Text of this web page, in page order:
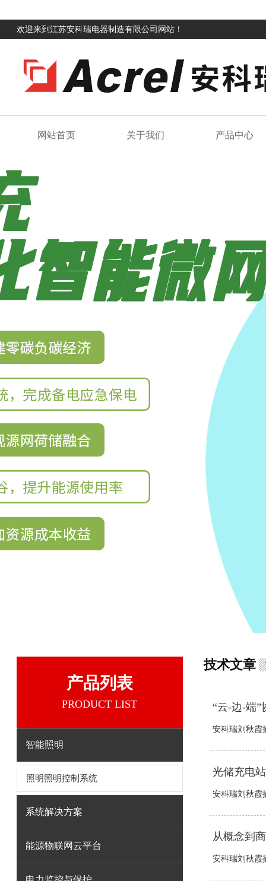
欢迎来到江苏安科瑞电器制造有限公司网站！
网站首页 关于我们 产品中心
产品列表
PRODUCT LIST
智能照明
照明照明控制系统
系统解决方案
能源物联网云平台
技术文章
“云-边-端
安科瑞刘秋霞
光储充电
安科瑞刘秋霞
从概念到
安科瑞刘秋霞